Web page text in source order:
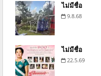
ไม่มีชื่อ
9.8.68
ไม่มีชื่อ
22.5.69